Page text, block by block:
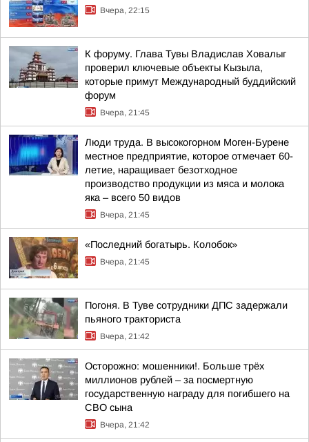
Вчера, 22:15
К форуму. Глава Тувы Владислав Ховалыг
проверил ключевые объекты Кызыла,
которые примут Международный буддийский
форум
Вчера, 21:45
Люди труда. В высокогорном Моген-Бурене
местное предприятие, которое отмечает 60-
летие, наращивает безотходное
производство продукции из мяса и молока
яка – всего 50 видов
Вчера, 21:45
«Последний богатырь. Колобок»
Вчера, 21:45
Погоня. В Туве сотрудники ДПС задержали
пьяного тракториста
Вчера, 21:42
Осторожно: мошенники!. Больше трёх
миллионов рублей – за посмертную
государственную награду для погибшего на
СВО сына
Вчера, 21:42